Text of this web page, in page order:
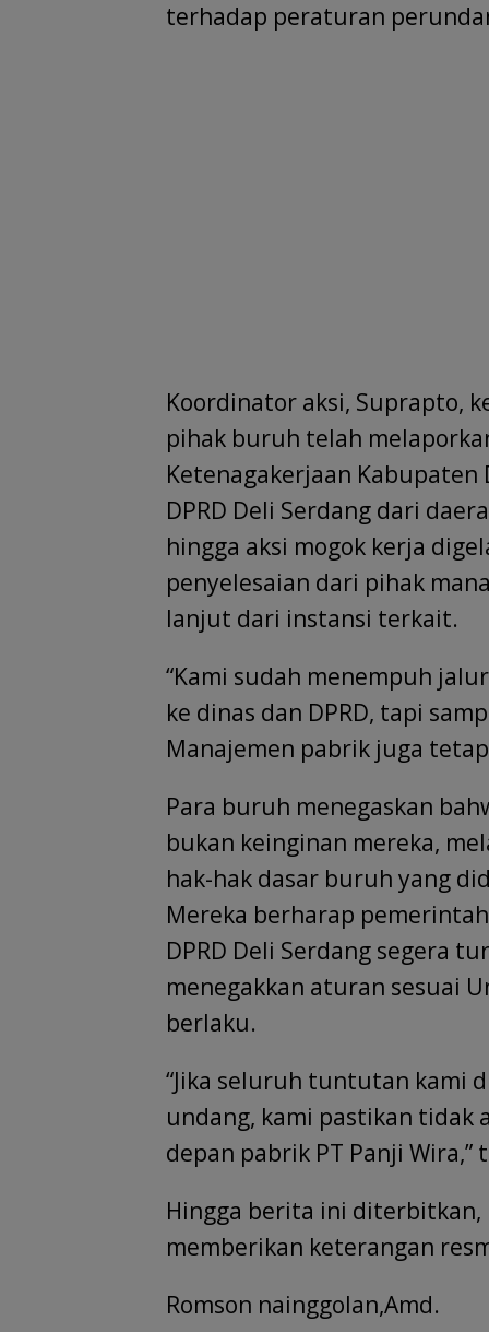
terhadap peraturan
Koordinator aksi, Suprapto,
pihak buruh telah
Ketenagakerjaan Kabupaten
DPRD Deli Serdang dari
hingga aksi mogok kerja
penyelesaian dari pihak
lanjut dari instansi terkait.
“Kami sudah menempuh
ke dinas dan DPRD, tapi
Manajemen pabrik juga
Para buruh menegaskan
bukan keinginan mereka,
hak-hak dasar buruh yang
Mereka berharap
DPRD Deli Serdang segera
menegakkan aturan sesuai
berlaku.
“Jika seluruh tuntutan kami
undang, kami pastikan tidak
depan pabrik PT Panji Wira,”
Hingga berita ini diterbitkan,
memberikan keterangan
Romson nainggolan,Amd.